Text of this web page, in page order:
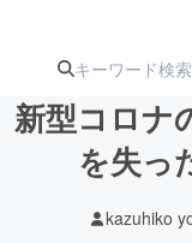
ターン
新型コロナ
を失っ
kazuhiko